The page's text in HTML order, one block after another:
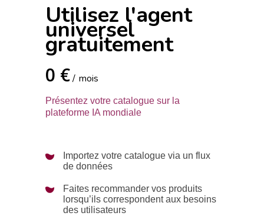
Utilisez l'agent
universel
gratuitement
0 € mois
Présentez votre catalogue sur la
plateforme IA mondiale
Importez votre catalogue via un flux
de données
Faites recommander vos produits
lorsqu’ils correspondent aux besoins
des utilisateurs